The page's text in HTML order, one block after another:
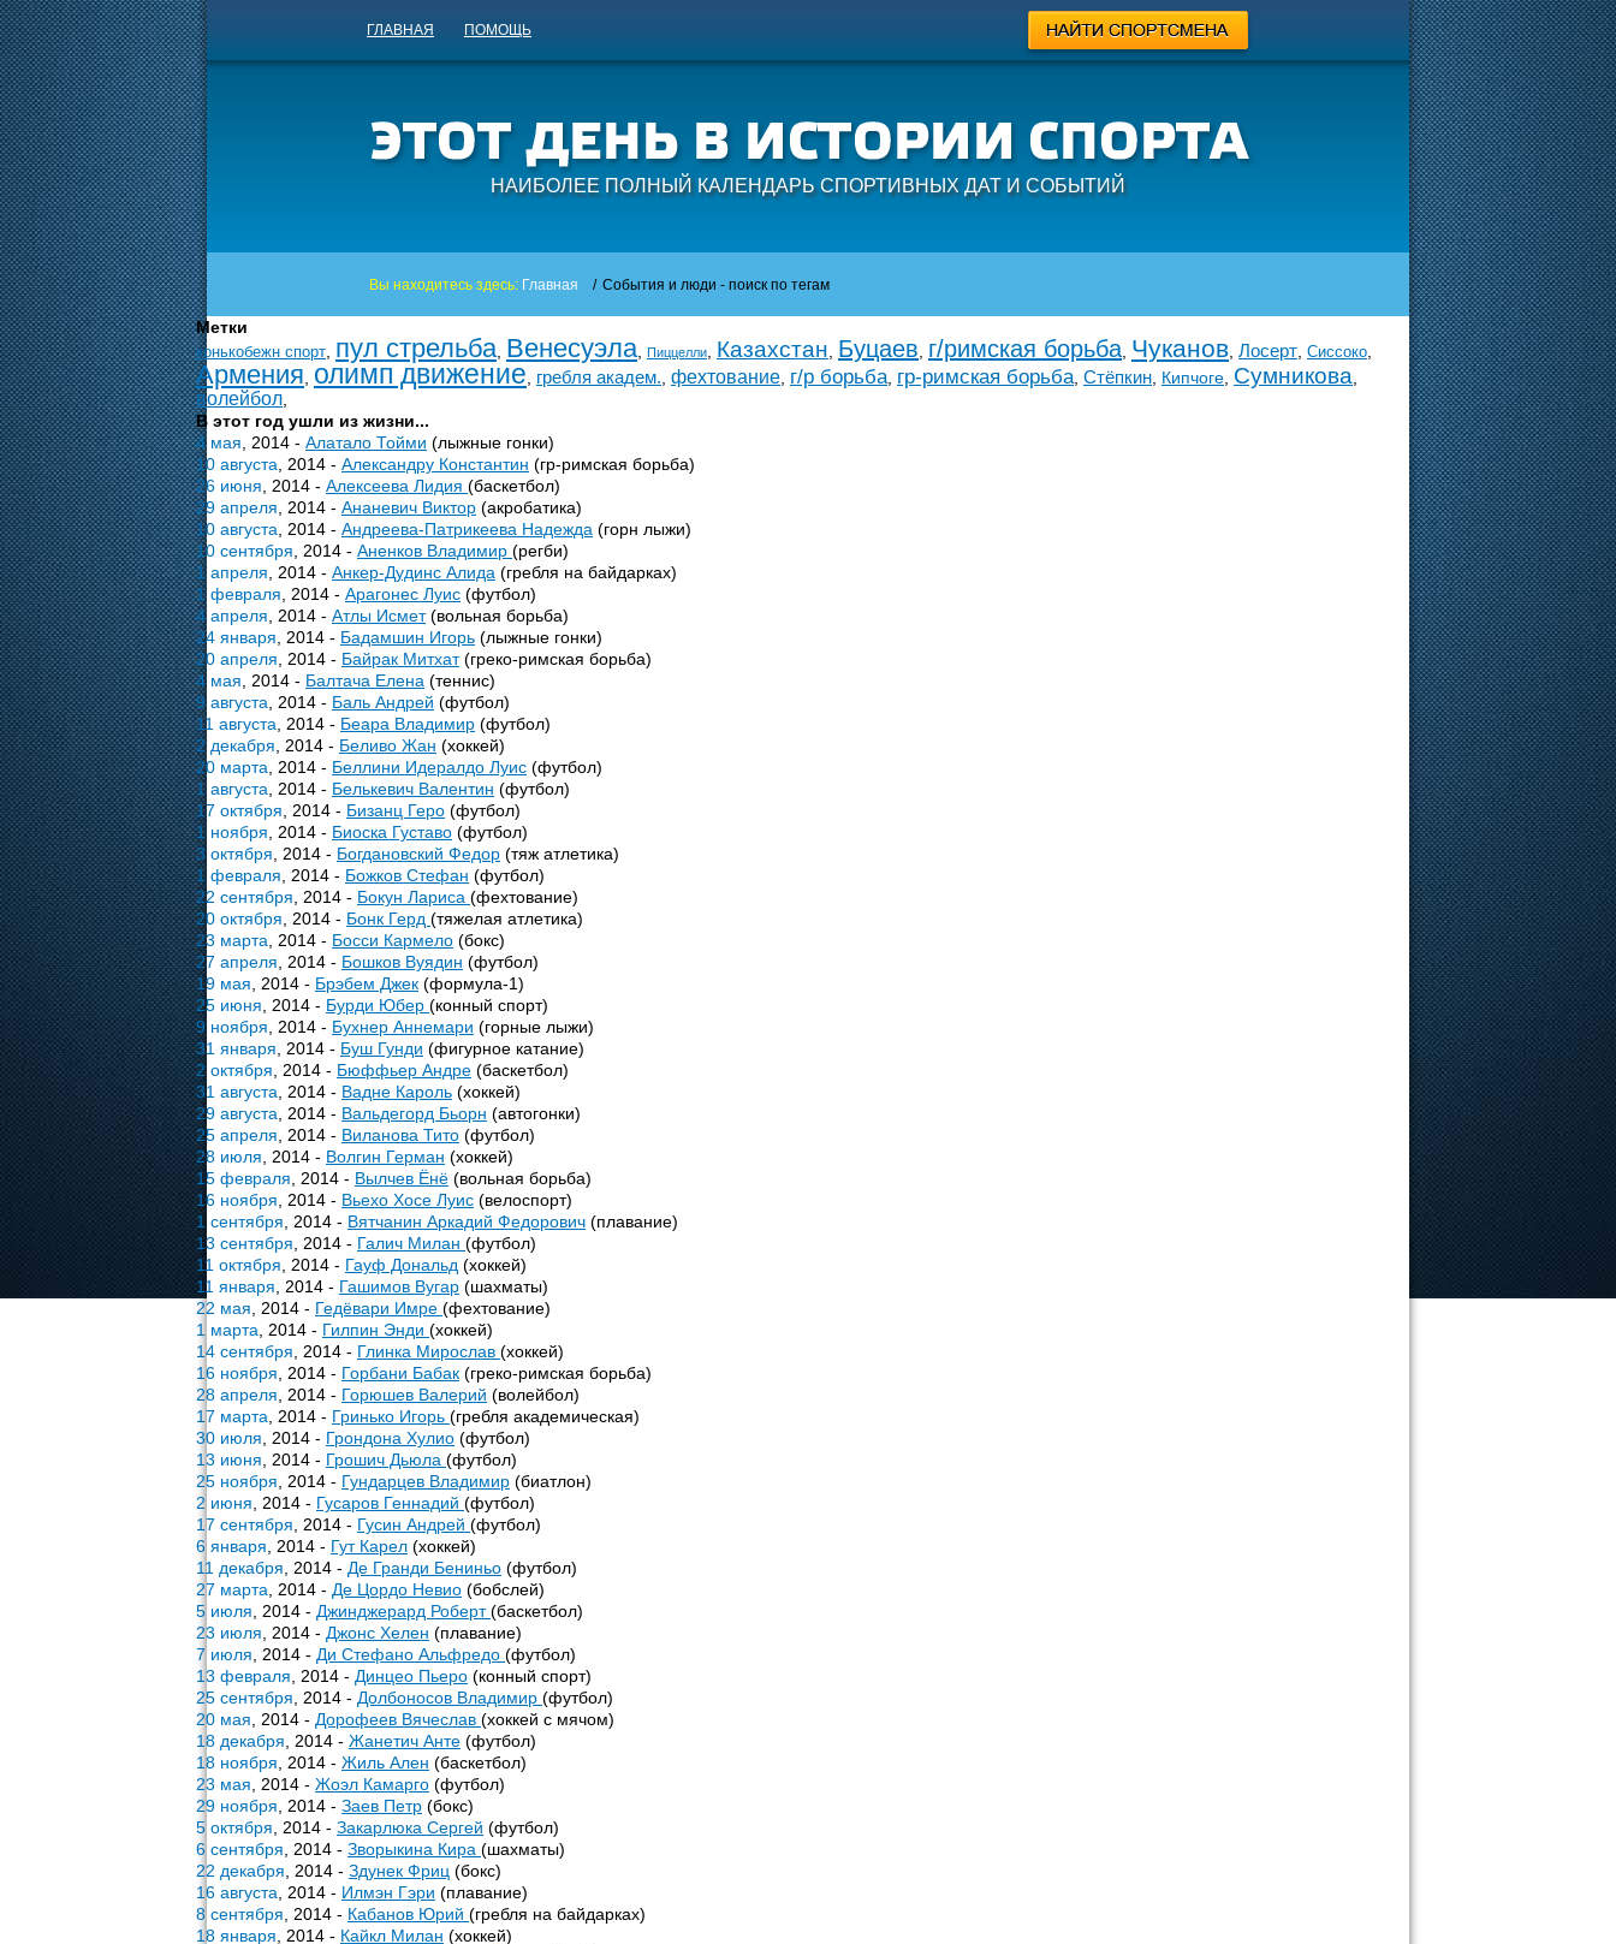
ГЛАВНАЯ ПОМОЩЬ
НАИБОЛЕЕ ПОЛНЫЙ КАЛЕНДАРЬ СПОРТИВНЫХ ДАТ И СОБЫТИЙ
Вы находитесь здесь: Главная / События и люди - поиск по тегам
Метки
конькобежн спорт пул стрельба Венесуэла Пиццелли Казахстан Буцаев г/римская борьба Чуканов Лосерт Сиссоко
Армения олимп движение гребля академ. фехтование г/р борьба гр-римская борьба Стёпкин Кипчоге Сумникова
волейбол
В этот год ушли из жизни...
4 мая , 2014 - Алатало Тойми (лыжные гонки)
10 августа , 2014 - Александру Константин (гр-римская борьба)
26 июня , 2014 - Алексеева Лидия (баскетбол)
29 апреля , 2014 - Ананевич Виктор (акробатика)
10 августа , 2014 - Андреева-Патрикеева Надежда (горн лыжи)
10 сентября , 2014 - Аненков Владимир (регби)
1 апреля , 2014 - Анкер-Дудинс Алида (гребля на байдарках)
1 февраля , 2014 - Арагонес Луис (футбол)
4 апреля , 2014 - Атлы Исмет(вольная борьба)
24 января , 2014 - Бадамшин Игорь (лыжные гонки)
20 апреля , 2014 - Байрак Митхат(греко-римская борьба)
4 мая , 2014 - Балтача Елена (теннис)
9 августа , 2014 - Баль Андрей (футбол)
11 августа , 2014 - Беара Владимир (футбол)
2 декабря , 2014 - Беливо Жан (хоккей)
20 марта , 2014 - Беллини Идералдо Луис (футбол)
1 августа , 2014 - Белькевич Валентин (футбол)
17 октября , 2014 - Бизанц Геро (футбол)
1 ноября , 2014 - Биоска Густаво (футбол)
3 октября , 2014 - Богдановский Федор (тяж атлетика)
1 февраля , 2014 - Божков Стефан (футбол)
22 сентября , 2014 - Бокун Лариса (фехтование)
20 октября , 2014 - Бонк Герд (тяжелая атлетика)
23 марта , 2014 - Босси Кармело (бокс)
27 апреля , 2014 - Бошков Вуядин (футбол)
19 мая , 2014 - Брэбем Джек (формула-1)
25 июня , 2014 - Бурди Юбер (конный спорт)
9 ноября , 2014 - Бухнер Аннемари (горные лыжи)
31 января , 2014 - Буш Гунди (фигурное катание)
2 октября , 2014 - Бюффьер Андре (баскетбол)
31 августа , 2014 - Вадне Кароль (хоккей)
29 августа , 2014 - Вальдегорд Бьорн (автогонки)
25 апреля , 2014 - Виланова Тито (футбол)
28 июля , 2014 - Волгин Герман (хоккей)
15 февраля , 2014 - Вылчев Ёнё (вольная борьба)
16 ноября , 2014 - Вьехо Хосе Луис (велоспорт)
1 сентября , 2014 - Вятчанин Аркадий Федорович (плавание)
13 сентября , 2014 - Галич Милан (футбол)
11 октября , 2014 - Гауф Дональд (хоккей)
11 января , 2014 - Гашимов Вугар (шахматы)
22 мая , 2014 - Гедёвари Имре (фехтование)
1 марта , 2014 - Гилпин Энди (хоккей)
14 сентября , 2014 - Глинка Мирослав (хоккей)
16 ноября , 2014 - Горбани Бабак (греко-римская борьба)
28 апреля , 2014 - Горюшев Валерий (волейбол)
17 марта , 2014 - Гринько Игорь (гребля академическая)
30 июля , 2014 - Грондона Хулио (футбол)
13 июня , 2014 - Грошич Дьюла (футбол)
25 ноября , 2014 - Гундарцев Владимир (биатлон)
2 июня , 2014 - Гусаров Геннадий (футбол)
17 сентября , 2014 - Гусин Андрей (футбол)
6 января , 2014 - Гут Карел (хоккей)
11 декабря , 2014 - Де Гранди Бениньо (футбол)
27 марта , 2014 - Де Цордо Невио (бобслей)
5 июля , 2014 - Джинджерард Роберт(баскетбол)
23 июля , 2014 - Джонс Хелен (плавание)
7 июля , 2014 - Ди Стефано Альфредо (футбол)
13 февраля , 2014 - Динцео Пьеро (конный спорт)
25 сентября , 2014 - Долбоносов Владимир (футбол)
20 мая , 2014 - Дорофеев Вячеслав (хоккей с мячом)
18 декабря , 2014 - Жанетич Анте (футбол)
18 ноября , 2014 - Жиль Ален (баскетбол)
23 мая , 2014 - Жоэл Камарго (футбол)
29 ноября , 2014 - Заев Петр (бокс)
5 октября , 2014 - Закарлюка Сергей (футбол)
6 сентября , 2014 - Зворыкина Кира (шахматы)
22 декабря , 2014 - Здунек Фриц (бокс)
16 августа , 2014 - Илмэн Гэри (плавание)
8 сентября , 2014 - Кабанов Юрий (гребля на байдарках)
18 января , 2014 - Кайкл Милан (хоккей)